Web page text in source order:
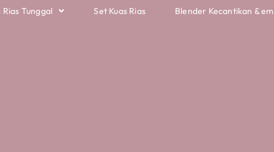
Rias Tunggal Set Kuas Rias Blender Kecantikan &